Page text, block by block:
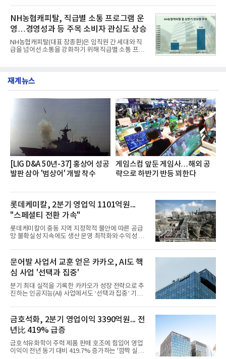
넘
혔다.‘동대문식 닭한마리 칼국수’는 예상을 뛰어넘는
소비자 호응에 힘입어 지난 7월 13일 첫 선을 보인 지
단 18일 만에 누적 판매량 50만 개를 돌파하는 성과를
거두었다.이번 신제품은 개발진이 전국의 닭한마리
전문점을 직접 찾아 다니며 최적의 육수 비율을 완성
했다. 자극적이지 않으면서도 깊은 닭육수에 마늘의
개운한 풍미를 더했으며, 국물이 잘 배어들면서도 쫄
서도
NH농협캐피탈, 직급별 소통 프로그램 운
영…경영성과 등 주목 소비자 관심도 상승
NH농협캐피탈(대표 장종환)은 임직원 간 세대와 직
급을 넘어선 소통을 강화하기 위해 직급별 소통 프로
영지원부 홍보팀과 2026년 새로이(e)＊가 공동 주관
쳐 진행됐다.참고로 새로이(e)는 NH농협캐피탈 MZ
세대들로(과장~계장) 구성된 자율 참여조직으로, 조
직문화 혁신과 업무 효율성 향상을 위한 다양한 활동
을 추진하며,새로운 변화와 이로운 영향력을 조직전
반에 전파하는 역할
재계뉴스
[LIG D&A 50년-37] 홍상어 성공
발판 삼아 '범상어' 개발 착수
게임스컴 앞둔 게임사…해외 공
략으로 하반기 반등 꾀한다
롯데케미칼, 2분기 영업익 1101억원...
"스페셜티 전환 가속"
롯데케미칼이 중동 지역 지정학적 불안에 따른 공급
망 불확실성 지속에도 생산 운영 최적화와 수익성 중
어갔다.롯데케미칼이 2026년 2분기 연결 기준 매출
액 5조6864억원, 영업이익 1101억원을 기록했다고 7
일 밝혔다. 사업별로는 기초화학 부문(롯데케미칼 기
초소재사업·LC타이탄·LC USA·롯데대산석화)이 매
출 3조9403억원, 영업이익 23억원을 기록했다. 정기
보수 영향과 원료 가격 변동에 따른 래깅 효과로 전분
기 대비 수익성은 둔화됐지만 흑자 전환 흐름을 유지
우호적인 환율 효과
문어발 사업서 교훈 얻은 카카오, AI도 핵
심 사업 '선택과 집중'
분기 최대 실적을 기록한 카카오가 성장 전략으로 추
진하는 인공지능(AI) 사업에서도 ‘선택과 집중’ 기조
라 투자에 나서는 것과 달리, 카카오는 ‘카카오톡’이
라는 플랫폼 경쟁력을 활용한 AI 에이전트 서비스에
집중하는 전략이다. 과거 무리한 사업 확장 과정에서
겪었던 시행착오를 되풀이하지 않고 핵심 역량에 집
중하겠다는 취지로 풀이된다.7일 업계에 따르면 카카
오는 올해 2분기 연결 기준 매출 2조985억원, 영업이
익 2770억원을 기록했다. 전년 동기 대비 매출과 영업
금호석화, 2분기 영업이익 3390억원... 전
년比 419% 급증
금호석유화학이 주력 제품 판매 호조에 힘입어 영업
이익이 전년 동기 대비 419.7% 증가하는 '깜짝 실